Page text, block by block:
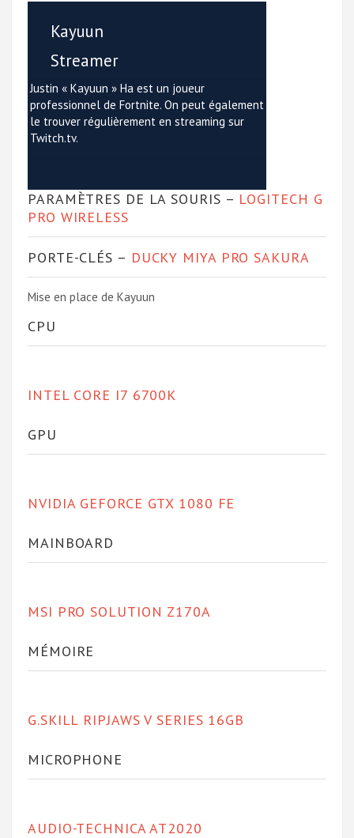
Kayuun
Streamer
Justin « Kayuun » Ha est un joueur
professionnel de Fortnite. On peut également
le trouver régulièrement en streaming sur
Twitch.tv.
PARAMÈTRES DE LA SOURIS – LOGITECH G
PRO WIRELESS
PORTE-CLÉS – DUCKY MIYA PRO SAKURA
Mise en place de Kayuun
CPU
INTEL CORE I7 6700K
GPU
NVIDIA GEFORCE GTX 1080 FE
MAINBOARD
MSI PRO SOLUTION Z170A
MÉMOIRE
G.SKILL RIPJAWS V SERIES 16GB
MICROPHONE
AUDIO-TECHNICA AT2020